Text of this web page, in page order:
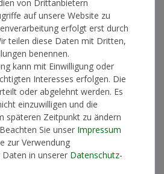
optisch leicht vom Endprodukt
von Drittanbietern
auf unsere Website zu
erfolgt erst durch
teilen diese Daten mit Dritten,
benennen.
kann mit Einwilligung oder
Interesses erfolgen. Die
oder abgelehnt werden. Es
einzuwilligen und die
späteren Zeitpunkt zu ändern
Sie unser Impressum
zur Verwendung
in unserer Daten­schutz­